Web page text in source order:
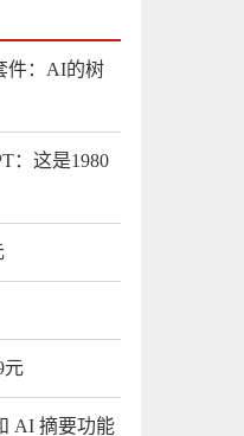
件：AI的树
：这是1980
元
AI 摘要功能